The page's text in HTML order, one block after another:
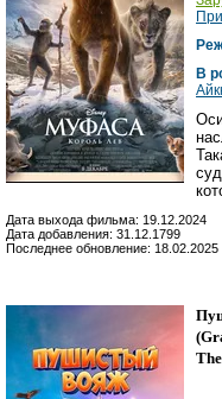
В
Дата выхода фильма: 19.12.2024
Дата добавления: 31.12.1799
Последнее обновление: 18.02.2025
(